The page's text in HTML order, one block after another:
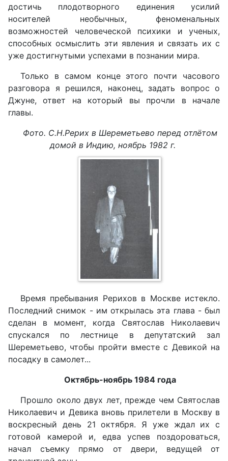
достичь плодотворного единения усилий
носителей необычных, феноменальных
возможностей человеческой психики и ученых,
способных осмыслить эти явления и связать их с
уже достигнутыми успехами в познании мира.
Только в самом конце этого почти часового
разговора я решился, наконец, задать вопрос о
Джуне, ответ на который вы прочли в начале
главы.
Фото. С.Н.Рерих в Шереметьево перед отлётом
домой в Индию, ноябрь 1982 г.
Время пребывания Рерихов в Москве истекло.
Последний снимок - им открылась эта глава - был
сделан в момент, когда Святослав Николаевич
спускался по лестнице в депутатский зал
Шереметьево, чтобы пройти вместе с Девикой на
посадку в самолет...
Октябрь-ноябрь 1984 года
Прошло около двух лет, прежде чем Святослав
Николаевич и Девика вновь прилетели в Москву в
воскресный день 21 октября. Я уже ждал их с
готовой камерой и, едва успев поздороваться,
начал съемку прямо от двери, ведущей от